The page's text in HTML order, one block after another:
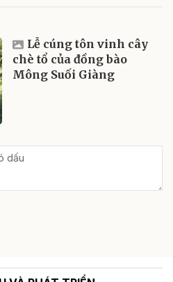
Lễ cúng tôn vinh cây
chè tổ của đồng bào
Mông Suối Giàng